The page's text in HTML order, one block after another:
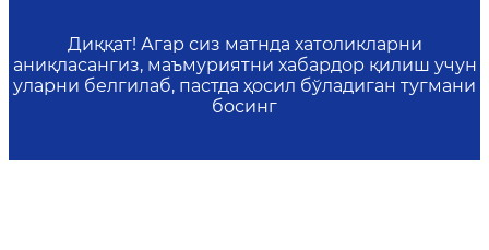
Диққат! Агар сиз матнда хатоликларни
аниқласангиз, маъмуриятни хабардор қилиш учун
уларни белгилаб, пастда ҳосил бўладиган тугмани
босинг